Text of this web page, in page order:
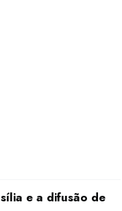
e a difusão de